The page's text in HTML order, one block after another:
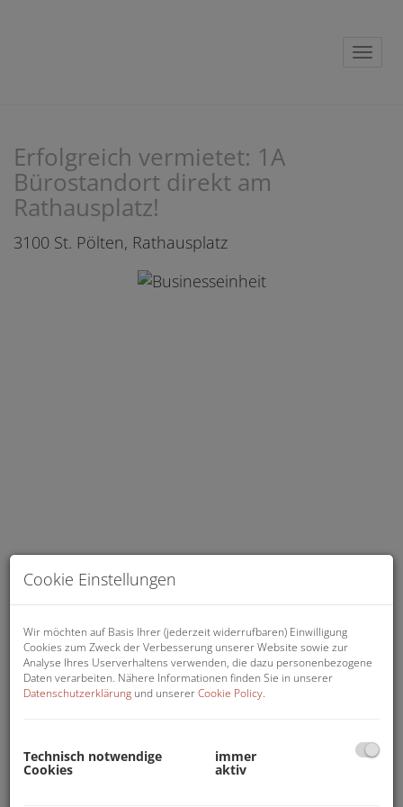
Erfolgreich vermietet: 1A
Bürostandort direkt am
Rathausplatz!
3100 St. Pölten, Rathausplatz
Businesseinheit
Beschreibung
Cookie Einstellungen
Wir möchten auf Basis Ihrer (jederzeit widerrufbaren) Einwilligung
Cookies zum Zweck der Verbesserung unserer Website sowie zur
Analyse Ihres Userverhaltens verwenden, die dazu personenbezogene
Daten verarbeiten. Nähere Informationen finden Sie in unserer
Datenschutzerklärung und unsererCookie Policy.
Technisch notwendige
Cookies
immer
aktiv